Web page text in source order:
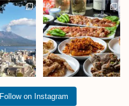
Follow on Instagram